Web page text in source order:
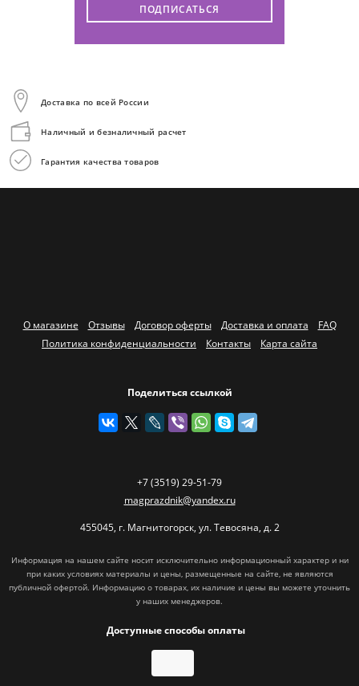
ПОДПИСАТЬСЯ
Доставка по всей России
Наличный и безналичный расчет
Гарантия качества товаров
Поделиться ссылкой
О магазине Отзывы Договор оферты Доставка и оплата
FAQ
Политика конфиденциальности
Контакты Карта сайта
Доступные способы оплаты
+7 (3519) 29-51-79
magprazdnik@yandex.ru
455045, г. Магнитогорск, ул. Тевосяна, д. 2
Информация на нашем сайте носит исключительно информационный характер и ни
при каких условиях материалы и цены, размещенные на сайте, не являются
публичной офертой. Информацию о товарах, их наличие и цены вы можете уточнить
у наших менеджеров.